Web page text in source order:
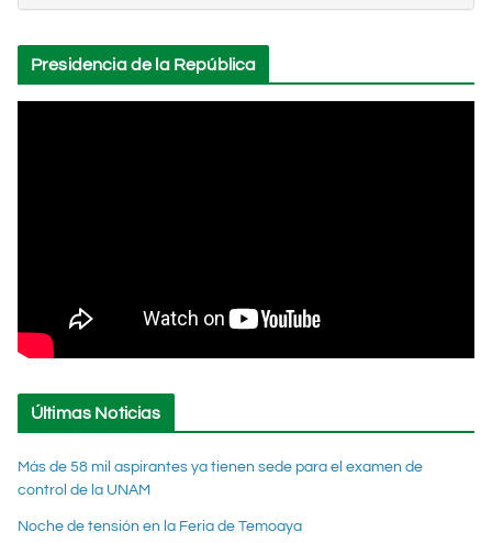
Presidencia de la República
Últimas Noticias
Más de 58 mil aspirantes ya tienen sede para el examen de
control de la UNAM
Noche de tensión en la Feria de Temoaya